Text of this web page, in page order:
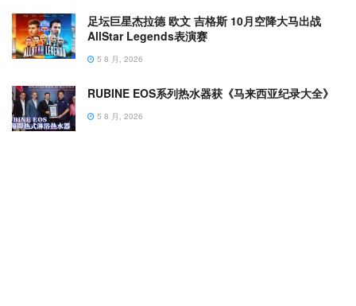
足坛巨星杰拉德 欧文 吉格斯 10月空降大马出战
AllStar Legends表演赛
5 8 月, 2026
RUBINE EOS系列热水器获《马来西亚纪录大全》
5 8 月, 2026